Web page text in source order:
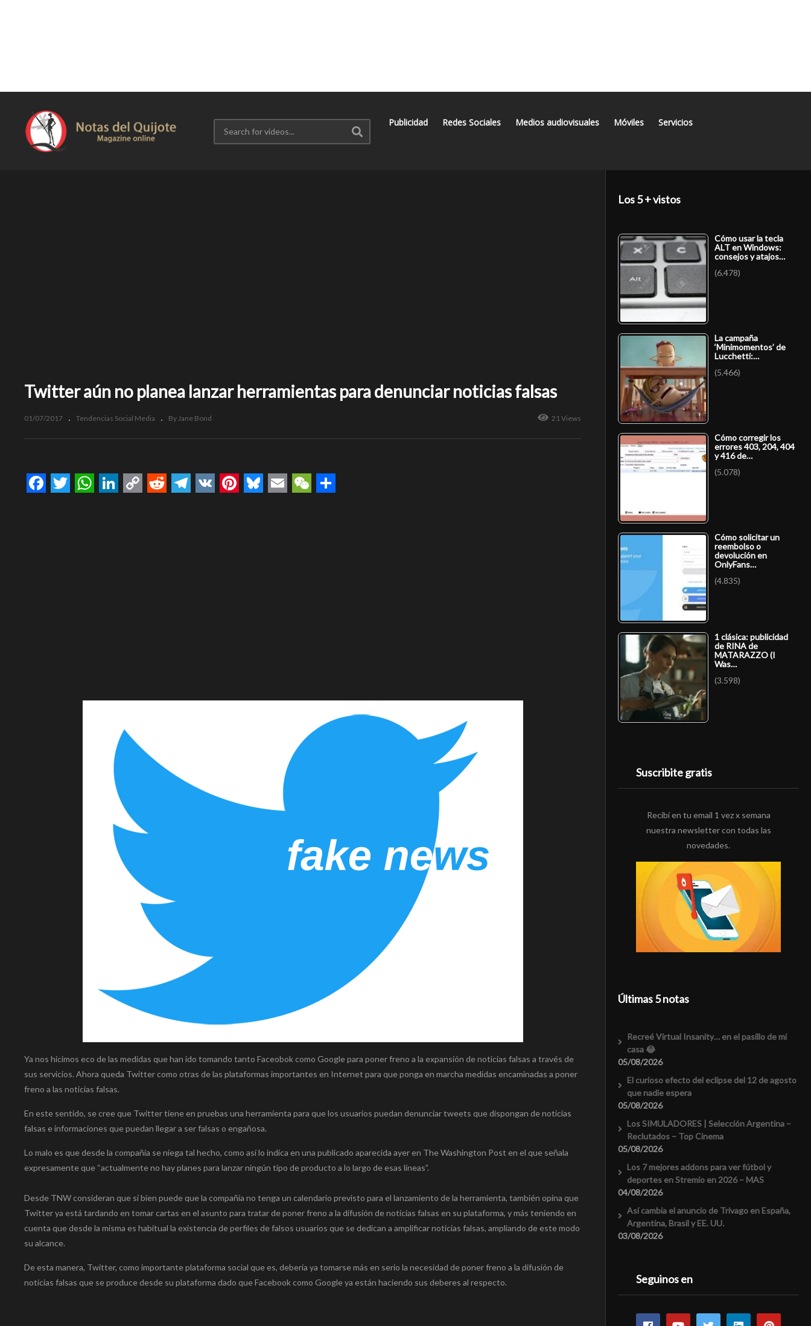
Publicidad Redes Sociales Medios audiovisuales Móviles Servicios
Twitter aún no planea lanzar herramientas para denunciar noticias falsas
01/07/2017 Tendencias Social Media By Jane Bond 21 Views
Ya nos hicimos eco de las medidas que han ido tomando tanto Faceobok como Google para poner freno a la expansión de noticias falsas a través de
sus servicios. Ahora queda Twitter como otras de las plataformas importantes en Internet para que ponga en marcha medidas encaminadas a poner
freno a las noticias falsas.
En este sentido, se cree que Twitter tiene en pruebas una herramienta para que los usuarios puedan denunciar tweets que dispongan de noticias
falsas e informaciones que puedan llegar a ser falsas o engañosa.
Lo malo es que desde la compañía se niega tal hecho, como así lo indica en una publicado aparecida ayer en The Washington Post en el que señala
expresamente que “actualmente no hay planes para lanzar ningún tipo de producto a lo largo de esas líneas”.
Desde TNW consideran que si bien puede que la compañía no tenga un calendario previsto para el lanzamiento de la herramienta, también opina que
Twitter ya está tardando en tomar cartas en el asunto para tratar de poner freno a la difusión de noticias falsas en su plataforma, y más teniendo en
cuenta que desde la misma es habitual la existencia de perfiles de falsos usuarios que se dedican a amplificar noticias falsas, ampliando de este modo
su alcance.
De esta manera, Twitter, como importante plataforma social que es, debería ya tomarse más en serio la necesidad de poner freno a la difusión de
noticias falsas que se produce desde su plataforma dado que Facebook como Google ya están haciendo sus deberes al respecto.
Los 5 + vistos
Cómo usar la tecla
ALT en Windows:
consejos y atajos…
(6.478)
La campaña
‘Minimomentos’ de
Lucchetti:…
(5.466)
Cómo corregir los
errores 403, 204, 404
y 416 de…
(5.078)
Cómo solicitar un
reembolso o
devolución en
OnlyFans…
(4.835)
1 clásica: publicidad
de RINA de
MATARAZZO (I
Was…
(3.598)
Suscribite gratis
Recibí en tu email 1 vez x semana
nuestra newsletter con todas las
novedades.
Últimas 5 notas
Recreé Virtual Insanity… en el pasillo de mi
casa 😂
05/08/2026
El curioso efecto del eclipse del 12 de agosto
que nadie espera
05/08/2026
Los SIMULADORES | Selección Argentina –
Reclutados – Top Cinema
05/08/2026
Los 7 mejores addons para ver fútbol y
deportes en Stremio en 2026 – MAS
04/08/2026
Así cambia el anuncio de Trivago en España,
Argentina, Brasil y EE. UU.
03/08/2026
Seguinos en